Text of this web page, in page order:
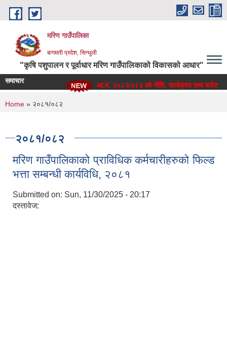
Skip to main content
मरिण गाउँपालिका
बागमती प्रदेश, सिन्धुली
"कृषि पशुपालन र पूर्वाधार मरिण गाउँपालिकाको विकासको आधार"
समाचार
आ.व. २०८२/०८३ को नीति, कार्यक्रम तथा बजेट
You are here
Home » २०८१/०८२
२०८१/०८२
मरिण गाउँपालिकाको प्राविधिक कर्मचारीहरुको फिल्ड
भत्ता सम्बन्धी कार्यविधि, २०८१
Submitted on: Sun, 11/30/2025 - 20:17
दस्तावेज: